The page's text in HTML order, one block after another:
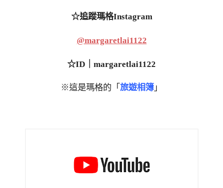
☆追蹤瑪格Instagram
@margaretlai1122
☆ID｜margaretlai1122
※這是瑪格的「 旅遊相簿 」